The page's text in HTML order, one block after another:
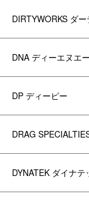
DIRTYWORKS ダ
DNA ディーエヌエー
DP ディーピー
DRAG
DYNATEK ダイナテ